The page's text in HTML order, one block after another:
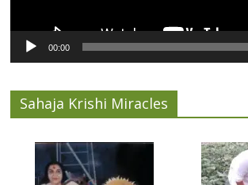
00:00
Sahaja Krishi Miracles